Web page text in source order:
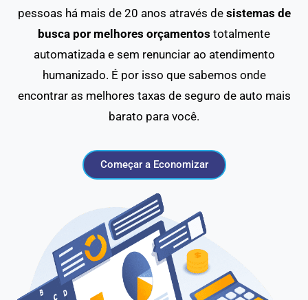
pessoas há mais de 20 anos através de sistemas de
busca por melhores orçamentos totalmente
automatizada e sem renunciar ao atendimento
humanizado. É por isso que sabemos onde
encontrar as melhores taxas de seguro de auto mais
barato para você.
Começar a Economizar